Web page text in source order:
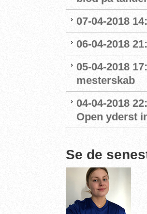
07-04-2018
06-04-2018
05-04-2018
mesterskab
04-04-2018
Open yderst
Se de